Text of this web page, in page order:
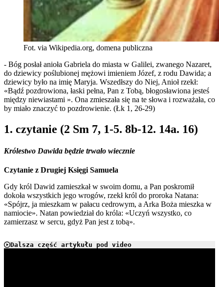
Fot. via Wikipedia.org, domena publiczna
- Bóg posłał anioła Gabriela do miasta w Galilei, zwanego Nazaret,
do dziewicy poślubionej mężowi imieniem Józef, z rodu Dawida; a
dziewicy było na imię Maryja. Wszedłszy do Niej, Anioł rzekł:
«Bądź pozdrowiona, łaski pełna, Pan z Tobą, błogosławiona jesteś
między niewiastami ». Ona zmieszała się na te słowa i rozważała, co
by miało znaczyć to pozdrowienie. (Łk 1, 26-29)
1. czytanie (2 Sm 7, 1-5. 8b-12. 14a. 16)
Królestwo Dawida będzie trwało wiecznie
Czytanie z Drugiej Księgi Samuela
Gdy król Dawid zamieszkał w swoim domu, a Pan poskromił
dokoła wszystkich jego wrogów, rzekł król do proroka Natana:
«Spójrz, ja mieszkam w pałacu cedrowym, a Arka Boża mieszka w
namiocie». Natan powiedział do króla: «Uczyń wszystko, co
zamierzasz w sercu, gdyż Pan jest z tobą».
Dalsza część artykułu pod video